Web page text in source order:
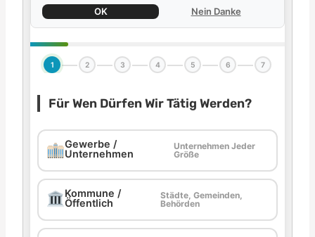
OK Nein Danke
1 2 3 4 5 6 7
Für Wen Dürfen Wir Tätig Werden?
Gewerbe /
Unternehmen
Unternehmen Jeder
Größe
Kommune /
Öffentlich
Städte, Gemeinden,
Behörden